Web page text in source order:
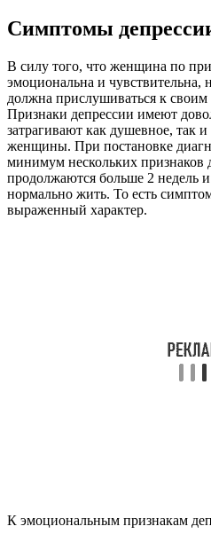
Симптомы
В силу того, что женщина по
эмоциональна и
должна прислушиваться к
Признаки депрессии имеют
затрагивают как душевное, так
женщины. При постановке
минимум нескольких признаков
продолжаются больше 2
нормально жить. То есть
выраженный характер.
К эмоциональным признакам